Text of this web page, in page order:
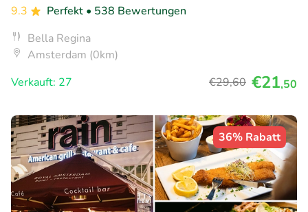
9.3
Perfekt • 538 Bewertungen
Bella Regina
Amsterdam (0km)
Verkauft: 27
€29,60 €21,50
36% Rabatt